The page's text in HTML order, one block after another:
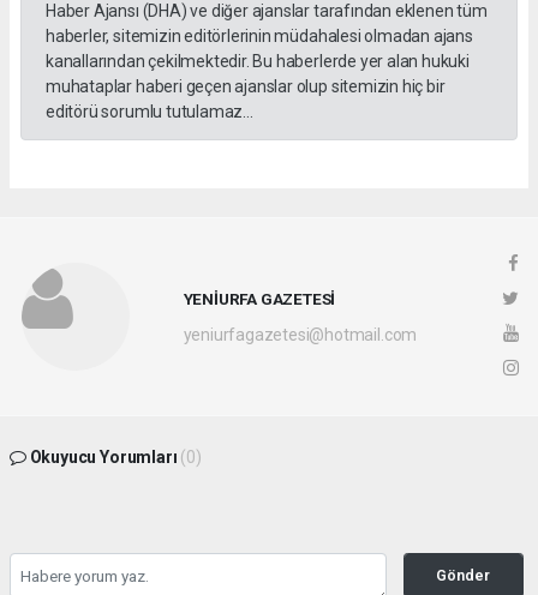
Haber Ajansı (DHA) ve diğer ajanslar tarafından eklenen tüm
haberler, sitemizin editörlerinin müdahalesi olmadan ajans
kanallarından çekilmektedir. Bu haberlerde yer alan hukuki
muhataplar haberi geçen ajanslar olup sitemizin hiç bir
editörü sorumlu tutulamaz...
YENİURFA GAZETESİ
yeniurfagazetesi@hotmail.com
Okuyucu Yorumları (0)
Gönder